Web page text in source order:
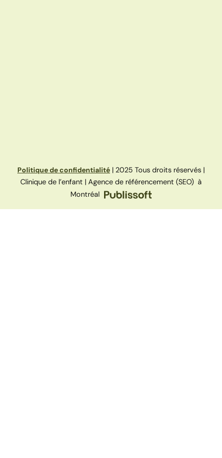
Politique de confidentialité | 2025 Tous droits réservés |
Clinique de l’enfant | Agence de référencement (SEO) à
Montréal